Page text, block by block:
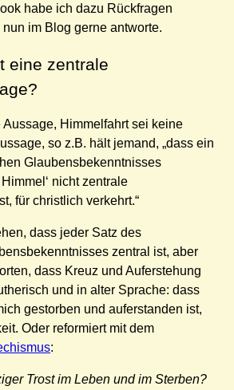
habe ich dazu Rückfragen
im Blog gerne antworte.
eine zentrale
Himmelfahrt sei keine
so z.B. hält jemand, „dass ein
Glaubensbekenntnisses
nicht zentrale
für christlich verkehrt.“
dass jeder Satz des
zentral ist, aber
dass Kreuz und Auferstehung
und in alter Sprache: dass
gestorben und auferstanden ist,
Oder reformiert mit dem
:
Trost im Leben und im Sterben?